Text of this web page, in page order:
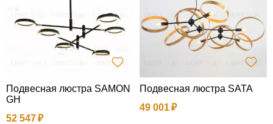
Подвесная люстра SAMON
GH
52 547
Подвесная люстра SATA
49 001